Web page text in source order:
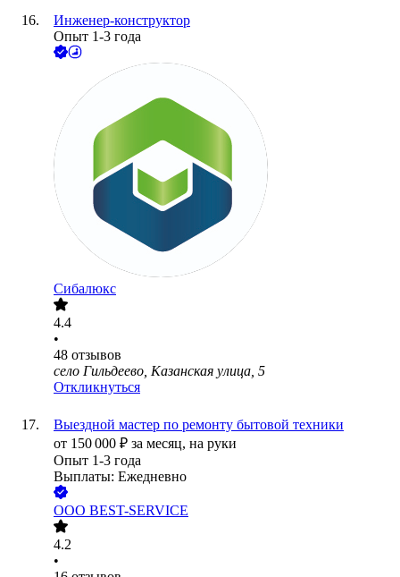
Инженер-конструктор
Опыт 1-3 года
Сибалюкс
4.4
•
48 отзывов
село Гильдеево, Казанская улица, 5
Откликнуться
Выездной мастер по ремонту бытовой техники
от 150 000 ₽ за месяц, на руки
Опыт 1-3 года
Выплаты: Ежедневно
ООО BEST-SERVICE
4.2
•